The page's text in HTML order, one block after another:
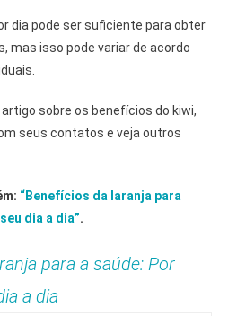
dia pode ser suficiente para obter
mas isso pode variar de acordo
sobre os benefícios do kiwi,
seus contatos e veja outros
“Benefícios da laranja para
dia a dia”.
para a saúde: Por
a dia